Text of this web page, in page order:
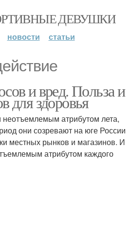
ДЕВУШКИ
новости статьи
и вред. Польза и
для здоровья
атрибутом лета,
они созревают на юге России
местных рынков и магазинов. И
атрибутом каждого